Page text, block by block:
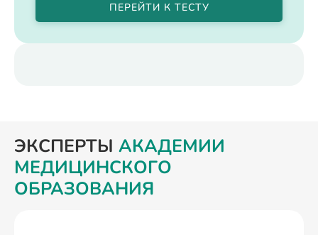
ПЕРЕЙТИ К ТЕСТУ
ЭКСПЕРТЫ АКАДЕМИИ
МЕДИЦИНСКОГО
ОБРАЗОВАНИЯ